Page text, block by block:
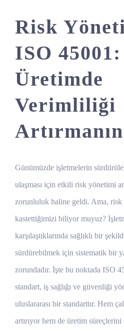
Risk
ISO 45001:
Üretimde
Verimliliği
Günümüzde işletmelerin
ulaşması için etkili risk yönetimi
zorunluluk haline geldi. Ama,
kastettiğimizi biliyor muyuz?
karşılaştıklarında sağlıklı bir
sürdürebilmek için sistematik bir
zorundadır. İşte bu noktada ISO
standart, iş sağlığı ve güvenliği
uluslararası bir standarttır. Hem
artırıyor hem de üretim